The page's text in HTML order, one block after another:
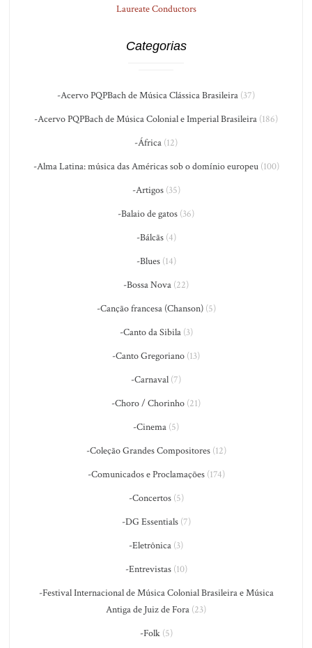
Laureate Conductors
Categorias
-Acervo PQPBach de Música Clássica Brasileira (37)
-Acervo PQPBach de Música Colonial e Imperial Brasileira (186)
-África (12)
-Alma Latina: música das Américas sob o domínio europeu(100)
-Artigos(35)
-Balaio de gatos (36)
-Bálcãs(4)
-Blues(14)
-Bossa Nova (22)
-Canção francesa (Chanson)(5)
-Canto da Sibila(3)
-Canto Gregoriano (13)
-Carnaval (7)
-Choro / Chorinho (21)
-Cinema (5)
-Coleção Grandes Compositores(12)
-Comunicados e Proclamações(174)
-Concertos(5)
-DG Essentials(7)
-Eletrônica (3)
-Entrevistas(10)
-Festival Internacional de Música Colonial Brasileira e Música
Antiga de Juiz de Fora (23)
-Folk(5)